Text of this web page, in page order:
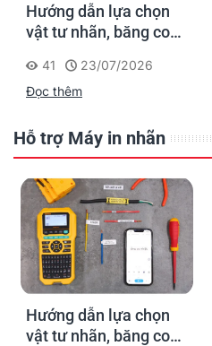
Hướng dẫn lựa chọn
vật tư nhãn, băng co
Supvan G15M Pro
41
23/07/2026
Đọc thêm
Hỗ trợ Máy in nhãn
Hướng dẫn lựa chọn
vật tư nhãn, băng co